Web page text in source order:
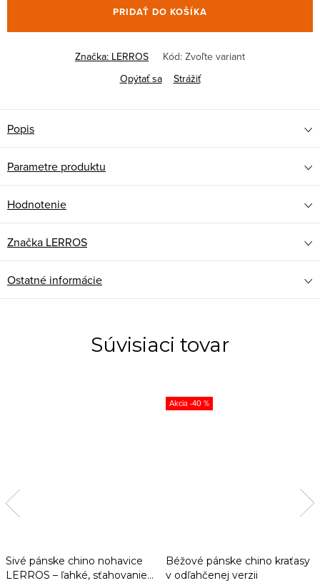
PRIDAŤ DO KOŠÍKA
Značka: LERROS Kód: Zvoľte variant
Opýtať sa
Strážiť
Popis
Parametre produktu
Hodnotenie
Značka LERROS
Ostatné informácie
Súvisiaci tovar
Sivé pánske chino nohavice
LERROS – ľahké, sťahovanie
-40 %
Béžové pánske chino kraťasy
v odľahčenej verzii